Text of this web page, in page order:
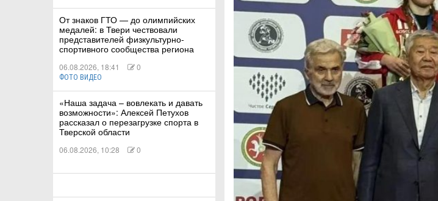
От знаков ГТО — до олимпийских
медалей: в Твери чествовали
представителей физкультурно-
спортивного сообщества региона
06.08.2026, 18:41 0
ФОТО ВИДЕО
«Наша задача – вовлекать и давать
возможности»: Алексей Петухов
рассказал о перезагрузке спорта в
Тверской области
06.08.2026, 10:28 0